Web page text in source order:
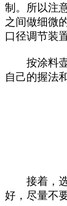
制。所以注
之间做细微
口径调节装
按涂料壶
自己的握法
接着，选
好，尽量不